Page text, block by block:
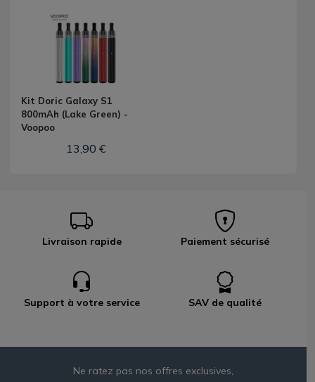
Kit Doric Galaxy S1
800mAh (Lake Green) -
Voopoo
13,90 €
Livraison rapide Paiement sécurisé
Support à votre service SAV de qualité
Ne ratez pas nos offres exclusives,